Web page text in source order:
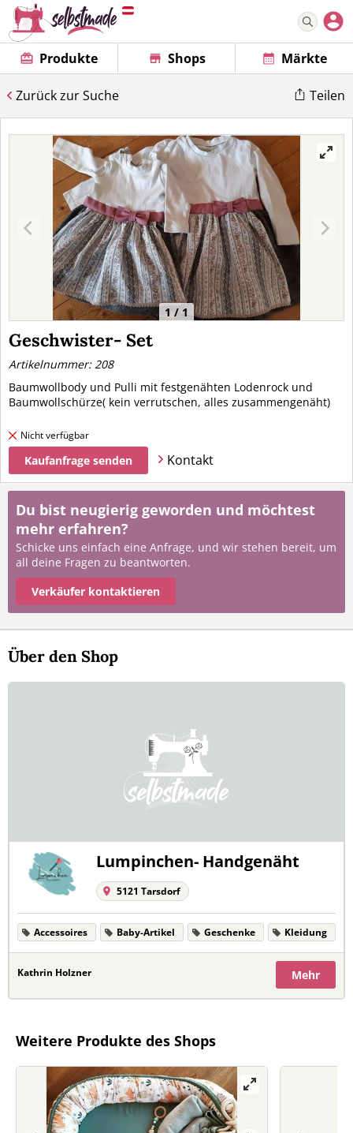
Produkte Shops Märkte
Zurück zur Suche Teilen
1 / 1
Geschwister- Set
Artikelnummer: 208
Baumwollbody und Pulli mit festgenähten Lodenrock und
Baumwollschürze( kein verrutschen, alles zusammengenäht)
Nicht verfügbar
Kaufanfrage senden Kontakt
Du bist neugierig geworden und möchtest
mehr erfahren?
Schicke uns einfach eine Anfrage, und wir stehen bereit, um
all deine Fragen zu beantworten.
Verkäufer kontaktieren
Über den Shop
Lumpinchen- Handgenäht
5121 Tarsdorf
Accessoires Baby-Artikel Geschenke Kleidung
Kathrin Holzner Mehr
Weitere Produkte des Shops